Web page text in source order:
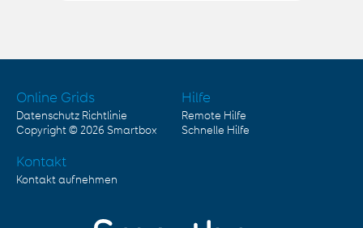
Online Grids
Datenschutz Richtlinie
Copyright © 2026 Smartbox
Hilfe
Remote Hilfe
Schnelle Hilfe
Kontakt
Kontakt aufnehmen